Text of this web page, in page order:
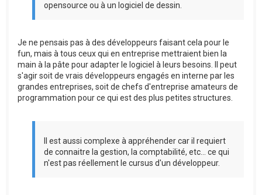
opensource ou à un logiciel de dessin.
Je ne pensais pas à des développeurs faisant cela pour le
fun, mais à tous ceux qui en entreprise mettraient bien la
main à la pâte pour adapter le logiciel à leurs besoins. Il peut
s'agir soit de vrais développeurs engagés en interne par les
grandes entreprises, soit de chefs d'entreprise amateurs de
programmation pour ce qui est des plus petites structures.
Il est aussi complexe à appréhender car il requiert
de connaitre la gestion, la comptabilité, etc... ce qui
n'est pas réellement le cursus d'un développeur.